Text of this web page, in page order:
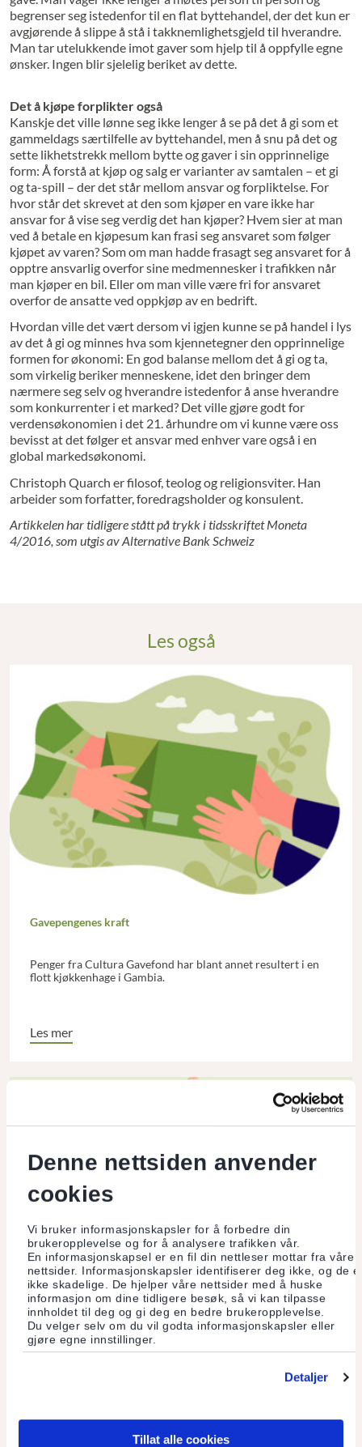
Denne nettsiden anvender
cookies
Vi bruker informasjonskapsler for å forbedre din
brukeropplevelse og for å analysere trafikken vår.
En informasjonskapsel er en fil din nettleser mottar fra våre
nettsider. Informasjonskapsler identifiserer deg ikke, og de
ikke skadelige. De hjelper våre nettsider med å huske
informasjon om dine tidligere besøk, så vi kan tilpasse
innholdet til deg og gi deg en bedre brukeropplevelse.
Du velger selv om du vil godta informasjonskapsler eller
gjøre egne innstillinger.
Detaljer
Tillat alle cookies
begrenser seg istedenfor til en flat byttehandel, der det kun er
avgjørende å slippe å stå i takknemlighetsgjeld til hverandre.
Man tar utelukkende imot gaver som hjelp til å oppfylle egne
ønsker. Ingen blir sjelelig beriket av dette.
Det å kjøpe forplikter også
Kanskje det ville lønne seg ikke lenger å se på det å gi som et
gammeldags særtilfelle av byttehandel, men å snu på det og
sette likhetstrekk mellom bytte og gaver i sin opprinnelige
form: Å forstå at kjøp og salg er varianter av samtalen – et gi
og ta-spill – der det står mellom ansvar og forpliktelse. For
hvor står det skrevet at den som kjøper en vare ikke har
ansvar for å vise seg verdig det han kjøper? Hvem sier at man
ved å betale en kjøpesum kan frasi seg ansvaret som følger
kjøpet av varen? Som om man hadde frasagt seg ansvaret for å
opptre ansvarlig overfor sine medmennesker i trafikken når
man kjøper en bil. Eller om man ville være fri for ansvaret
overfor de ansatte ved oppkjøp av en bedrift.
Hvordan ville det vært dersom vi igjen kunne se på handel i lys
av det å gi og minnes hva som kjennetegner den opprinnelige
formen for økonomi: En god balanse mellom det å gi og ta,
som virkelig beriker menneskene, idet den bringer dem
nærmere seg selv og hverandre istedenfor å anse hverandre
som konkurrenter i et marked? Det ville gjøre godt for
verdensøkonomien i det 21. århundre om vi kunne være oss
bevisst at det følger et ansvar med enhver vare også i en
global markedsøkonomi.
Christoph Quarch er filosof, teolog og religionsviter. Han
arbeider som forfatter, foredragsholder og konsulent.
Artikkelen har tidligere stått på trykk i tidsskriftet Moneta
4/2016, som utgis av Alternative Bank Schweiz
Les også
Gavepengenes kraft
Penger fra Cultura Gavefond har blant annet resultert i en
flott kjøkkenhage i Gambia.
Les mer
Økonomi som bilder
Arne Øgaard oppfordrer oss til å lage konkrete bilder av
hvordan pengene beveger seg, slik Cultura Bank gjør ved å